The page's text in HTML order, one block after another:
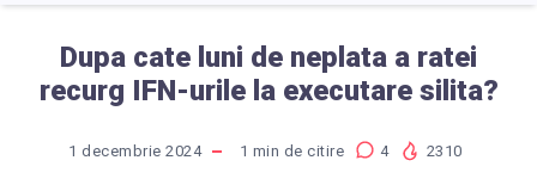
Dupa cate luni de neplata a ratei
recurg IFN-urile la executare silita?
1 decembrie 2024 1 min de citire 4 2310